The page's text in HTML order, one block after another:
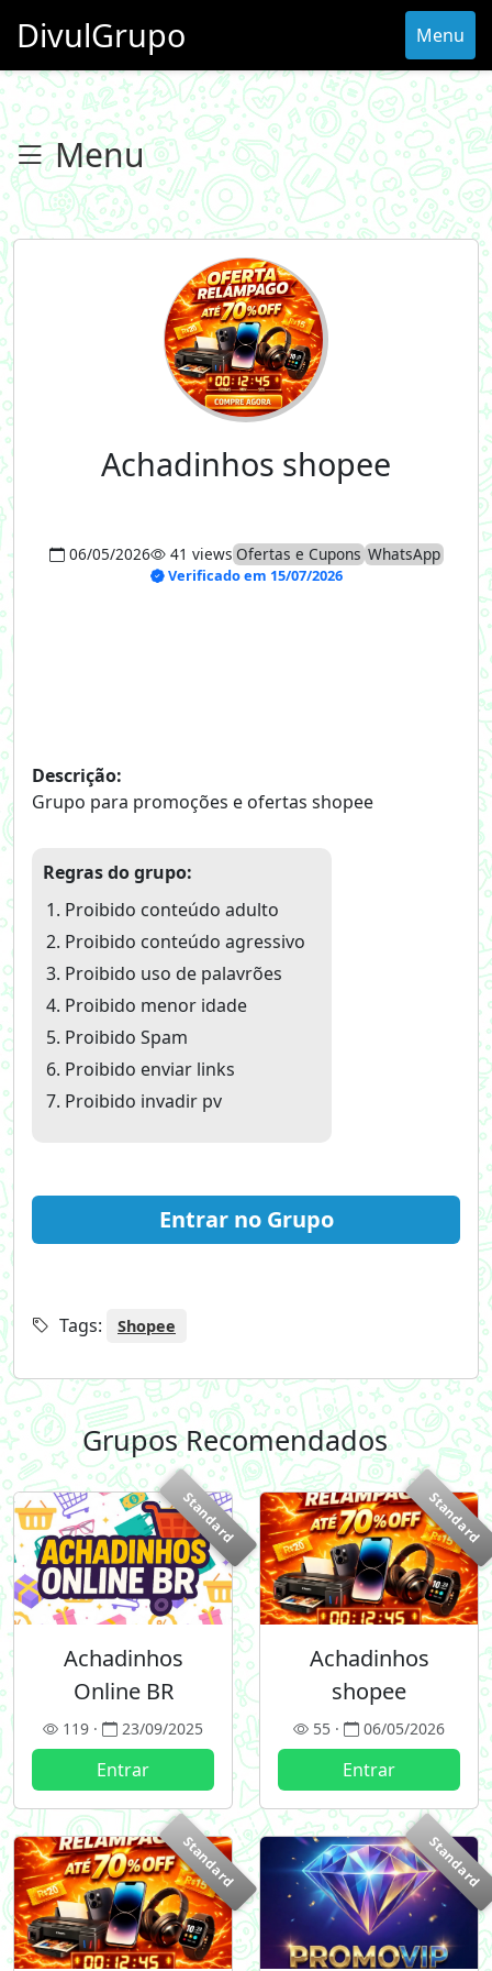
DivulGrupo Menu
Menu
Achadinhos shopee
06/05/2026 41 views Ofertas e Cupons WhatsApp
Verificado em 15/07/2026
Descrição:
Grupo para promoções e ofertas shopee
Regras do grupo:
Proibido conteúdo adulto
Proibido conteúdo agressivo
Proibido uso de palavrões
Proibido menor idade
Proibido Spam
Proibido enviar links
Proibido invadir pv
Entrar no Grupo
Tags: Shopee
Grupos Recomendados+
Standard
Achadinhos
Online BR
119 · 23/09/2025
Entrar
Standard
Achadinhos
shopee
55 · 06/05/2026
Entrar
Standard Standard